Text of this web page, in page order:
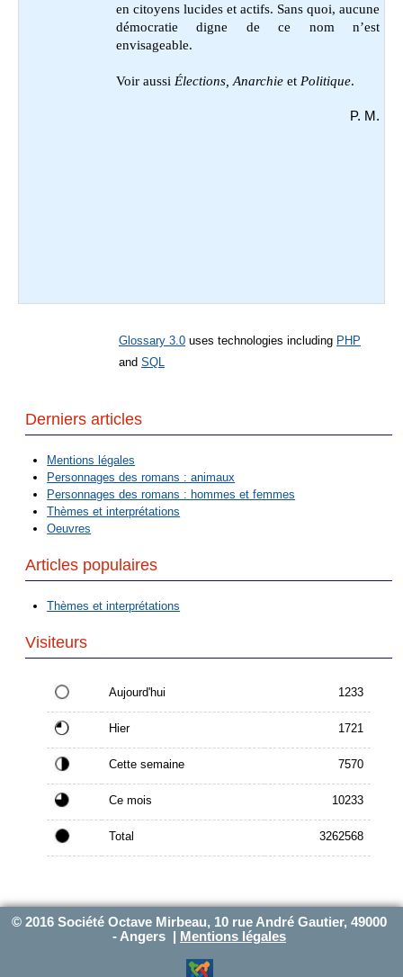
en citoyens lucides et actifs. Sans quoi, aucune
démocratie digne de ce nom n’est
envisageable.
Voir aussi Élections, Anarchie et Politique.
P. M.
Glossary 3.0 uses technologies including PHP
and SQL
Derniers articles
Mentions légales
Personnages des romans : animaux
Personnages des romans : hommes et femmes
Thèmes et interprétations
Oeuvres
Articles populaires
Thèmes et interprétations
Visiteurs
Aujourd'hui 1233
Hier 1721
Cette semaine 7570
Ce mois 10233
Total 3262568
© 2016 Société Octave Mirbeau, 10 rue André Gautier, 49000
- Angers |
Mentions légales